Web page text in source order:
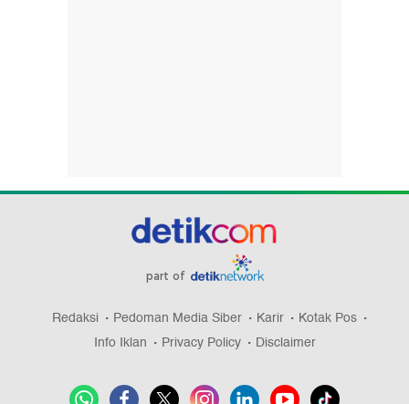
part of
Redaksi Pedoman Media Siber Karir
Kotak Pos
Info Iklan
Privacy Policy Disclaimer